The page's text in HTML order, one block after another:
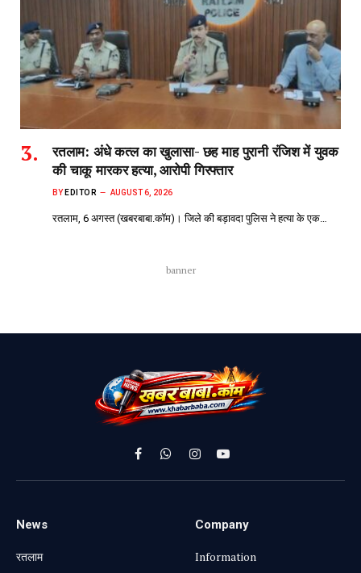
रतलाम: अंधे कत्ल का खुलासा- छह माह पुरानी रंजिश में युवक
की चाकू मारकर हत्या, आरोपी गिरफ्तार
BY EDITOR AUGUST 6, 2026
रतलाम, 6 अगस्त (खबरबाबा.कॉम)। जिले की बड़ावदा पुलिस ने हत्या के एक…
banner
FacebookWhatsApp
InstagramYouTube
News
रतलाम
Company
Information